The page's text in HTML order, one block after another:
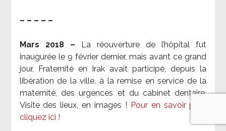
– – – – –
Mars 2018 –
La réouverture de l’hôpital fut
inaugurée le 9 février dernier, mais avant ce grand
jour, Fraternité en Irak avait participé, depuis la
libération de la ville, à la remise en service de la
maternité, des urgences et du cabinet dentaire.
Visite des lieux, en images ! Pour en savoir plus,
cliquez ici !